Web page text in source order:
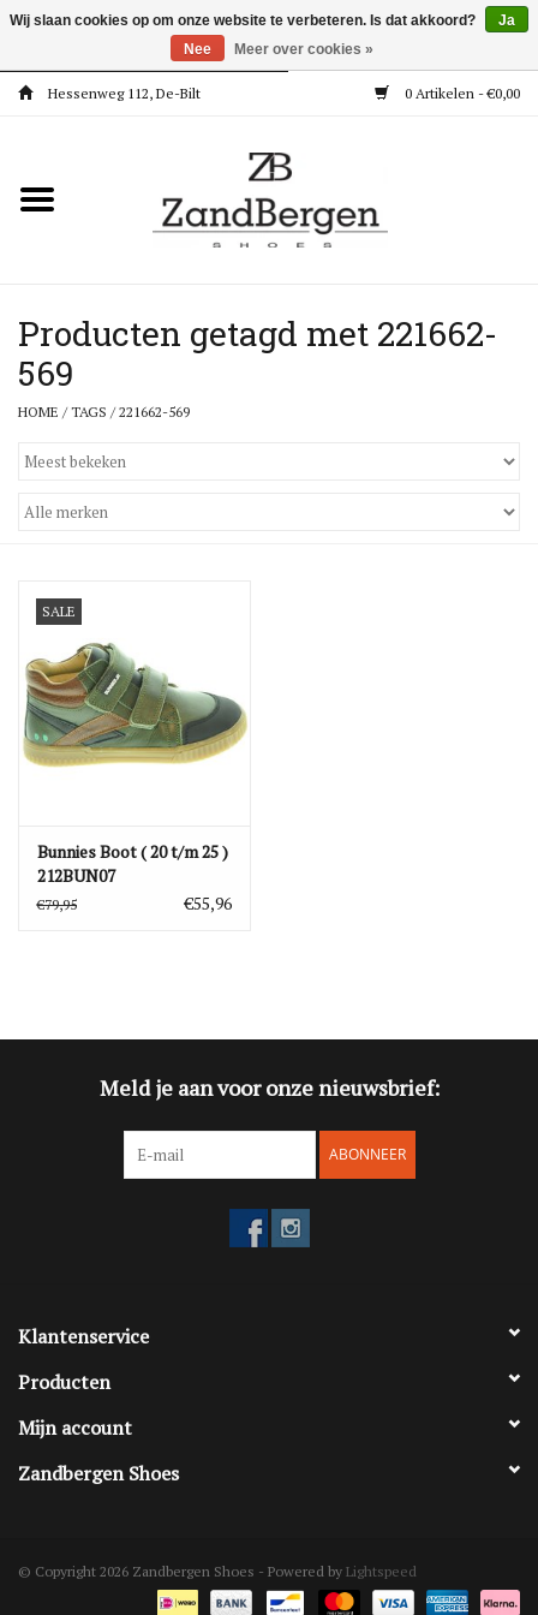
Hessenweg 112, De-Bilt 0 Artikelen - €0,00
Kleding
Meisjes
Jongens
Accessoires
Super Deals
Merken
Producten getagd met 221662-
569
HOME /TAGS /221662-569
SALE
Bunnies Boot ( 20 t/m 25 )
212BUN07
€79,95 €55,96
Meld je aan voor onze nieuwsbrief:
ABONNEER
Klantenservice
Producten
Mijn account
Zandbergen Shoes
© Copyright 2026 Zandbergen Shoes - Powered by Lightspeed
Wij slaan cookies op om onze website te verbeteren. Is dat akkoord?
Ja
Nee
Meer over cookies »